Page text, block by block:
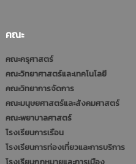
คณะ
คณะครุศาสตร์
คณะวิทยาศาสตร์และเทคโนโลยี
คณะวิทยาการจัดการ
คณะมนุษยศาสตร์และสังคมศาสตร์
คณะพยาบาลศาสตร์
โรงเรียนการเรือน
โรงเรียนการท่องเที่ยวและการบริการ